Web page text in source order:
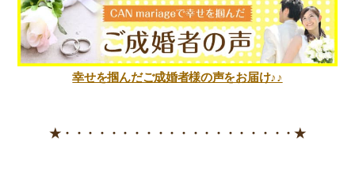
幸せを掴んだご成婚者様の声をお届け♪♪
★・・・・・・・・・・・・・・・・・・・・★